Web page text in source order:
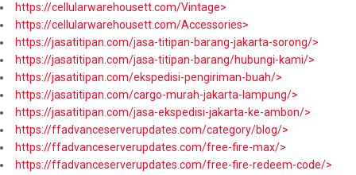
https://cellularwarehousett.com/Vintage>
https://cellularwarehousett.com/Accessories>
https://jasatitipan.com/jasa-titipan-barang-jakarta-sorong/>
https://jasatitipan.com/jasa-titipan-barang/hubungi-kami/>
https://jasatitipan.com/ekspedisi-pengiriman-buah/>
https://jasatitipan.com/cargo-murah-jakarta-lampung/>
https://jasatitipan.com/jasa-ekspedisi-jakarta-ke-ambon/>
https://ffadvanceserverupdates.com/category/blog/>
https://ffadvanceserverupdates.com/free-fire-max/>
https://ffadvanceserverupdates.com/free-fire-redeem-code/>